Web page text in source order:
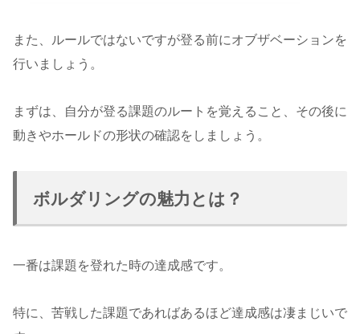
また、ルールではないですが登る前にオブザベーションを
行いましょう。
まずは、自分が登る課題のルートを覚えること、その後に
動きやホールドの形状の確認をしましょう。
ボルダリングの魅力とは？
一番は課題を登れた時の達成感です。
特に、苦戦した課題であればあるほど達成感は凄まじいで